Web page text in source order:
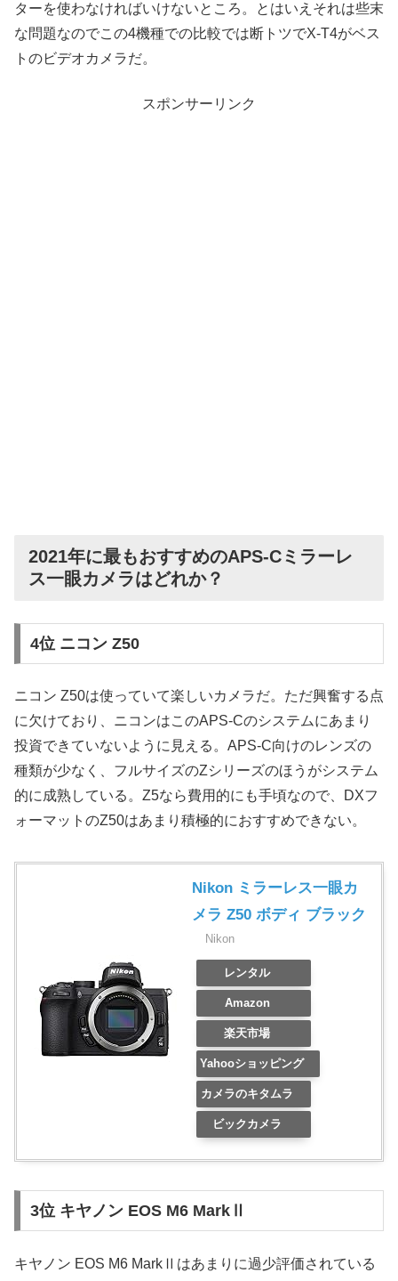
ターを使わなければいけないところ。とはいえそれは些末
な問題なのでこの4機種での比較では断トツでX-T4がベス
トのビデオカメラだ。
スポンサーリンク
2021年に最もおすすめのAPS-Cミラーレ
ス一眼カメラはどれか？
4位 ニコン Z50
ニコン Z50は使っていて楽しいカメラだ。ただ興奮する点
に欠けており、ニコンはこのAPS-Cのシステムにあまり
投資できていないように見える。APS-C向けのレンズの
種類が少なく、フルサイズのZシリーズのほうがシステム
的に成熟している。Z5なら費用的にも手頃なので、DXフ
ォーマットのZ50はあまり積極的におすすめできない。
Nikon ミラーレス一眼カ
メラ Z50 ボディ ブラック
Nikon
レンタル
Amazon
楽天市場
Yahooショッピング
カメラのキタムラ
ビックカメラ
3位 キヤノン EOS M6 MarkⅡ
キヤノン EOS M6 MarkⅡはあまりに過少評価されている